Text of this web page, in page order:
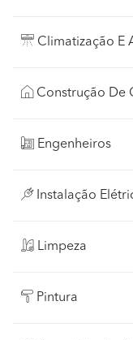
Climatização E
Construção De
Engenheiros
Instalação
Limpeza
Pintura